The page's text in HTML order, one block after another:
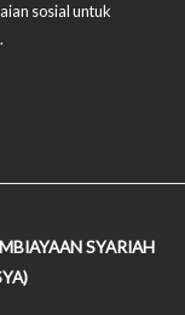
sosial untuk
SYARIAH